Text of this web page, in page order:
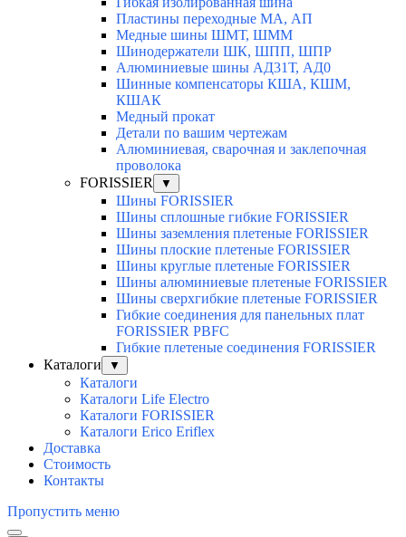
Пластины переходные МА, АП
Медные шины ШМТ, ШММ
Шинодержатели ШК, ШПП, ШПР
Алюминиевые шины АД31Т, АД0
Шинные компенсаторы КША, КШМ,
КШАК
Медный прокат
Детали по вашим чертежам
Алюминиевая, cварочная и заклепочная
проволока
FORISSIER
▼
Шины FORISSIER
Шины сплошные гибкие FORISSIER
Шины заземления плетеные FORISSIER
Шины плоские плетеные FORISSIER
Шины круглые плетеные FORISSIER
Шины алюминиевые плетеные FORISSIER
Шины сверхгибкие плетеные FORISSIER
Гибкие соединения для панельных плат
FORISSIER PBFC
Гибкие плетеные соединения FORISSIER
Каталоги
▼
Каталоги
Каталоги Life Electro
Каталоги FORISSIER
Каталоги Erico Eriflex
Доставка
Стоимость
Контакты
Пропустить меню